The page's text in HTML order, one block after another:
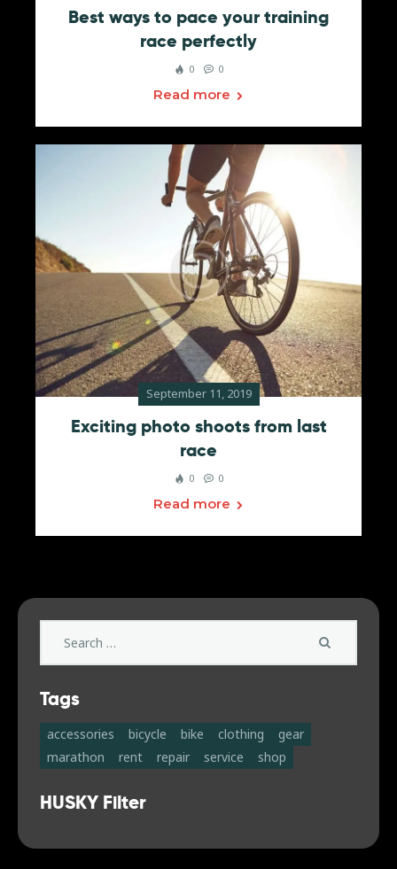
Best ways to pace your training
race perfectly
0 0
Read more
September 11, 2019
Exciting photo shoots from last
race
0 0
Read more
Tags
accessories bicycle bike clothing
gear
marathon
rent repair service shop
HUSKY Filter